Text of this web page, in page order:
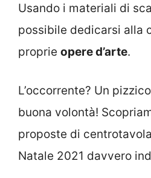
Usando i materiali di
possibile dedicarsi alla
proprie opere d’arte.
L’occorrente? Un
buona volontà!
proposte di
Natale 2021 davvero